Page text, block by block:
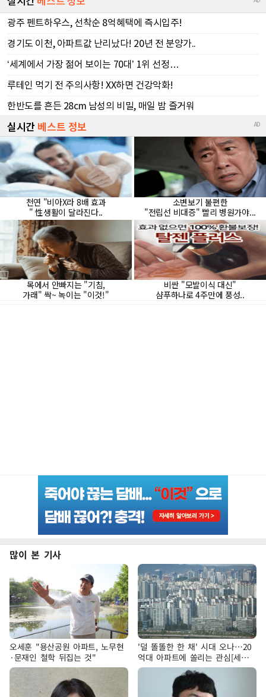
많이 본 기사
오세훈 "용산공원 아파트, 노무현
·문재인 철학 뒤집는 것"
'덜 똘똘한 한 채' 시대 오나…20
억대 아파트에 쏠리는 관심[세제
개편, 그 이후②]